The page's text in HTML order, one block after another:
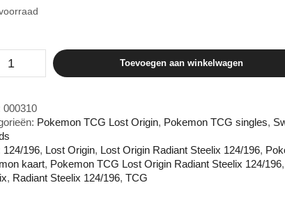
Toevoegen aan winkelwagen
000310
Pokemon TCG Lost Origin, Pokemon TCG singles,
124/196, Lost Origin, Lost Origin Radiant Steelix 124/196,
kaart, Pokemon TCG Lost Origin Radiant Steelix 124/196,
, Radiant Steelix 124/196,TCG